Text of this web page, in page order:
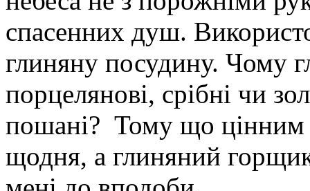
спасенних душ.
глиняну посудину. Чому
порцелянові, срібні чи
пошані? Тому що цінним
щодня, а глиняний